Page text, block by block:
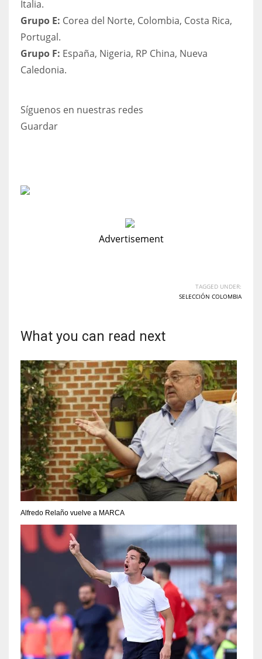
Italia.
Grupo E: Corea del Norte, Colombia, Costa Rica,
Portugal.
Grupo F: España, Nigeria, RP China, Nueva
Caledonia.
Síguenos en nuestras redes
Guardar
Advertisement
TAGGED UNDER:
SELECCIÓN COLOMBIA
What you can read next
Alfredo Relaño vuelve a MARCA